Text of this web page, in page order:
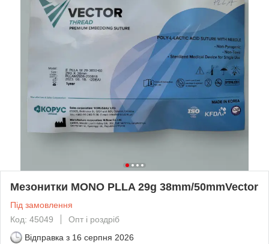
Мезонитки MONO PLLA 29g 38mm/50mmVector
Під замовлення
Код: 45049
Опт і роздріб
Відправка з 16 серпня 2026